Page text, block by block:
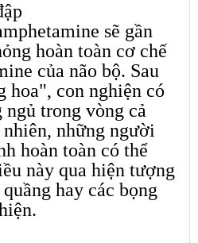
sẽ gần
hoàn toàn cơ chế
của não bộ. Sau
hoa", con nghiện có
ngủ trong vòng cả
những người
hoàn toàn có thể
này qua hiện tượng
hay các bọng